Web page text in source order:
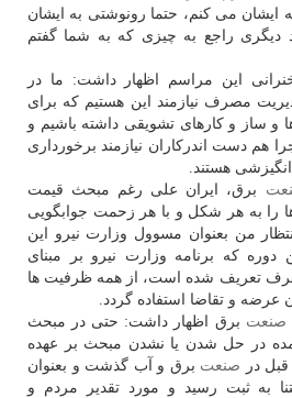
ایشان می كنم، حتما رونوشتی به ایشان
دیگری راجع به چیزی كه به شما گفتم
این مراسم اظهار داشت: ما در
مصرف نیازمند این هستیم كه برای
ساز و كارهای تشویقی داشته باشیم و
هم دست اندركاران نیازمند برخورداری
هستند.
برق، ایران علی رغم مبحث قیمت
را به هر شكل و با هر زحمت جوابگویی
من بعنوان مسوول وزارت نیرو این
كه برنامه وزارت نیرو بر مبنای
تعریف شده است، از همه ظرفیت ها
عرضه و تقاضا استفاده گردد.
صنعت برق اظهار داشت: حتی در مبحث
در حل شدن یا نشدن مبحث بر عهده
در صنعت برق و آب گذشت و بعنوان
به ثبت رسید و مورد تقدیر مردم و